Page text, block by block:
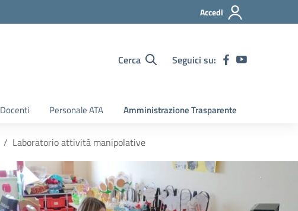
Accedi
Cerca Seguici su:
Docenti Personale ATA Amministrazione Trasparente
Laboratorio attività manipolative